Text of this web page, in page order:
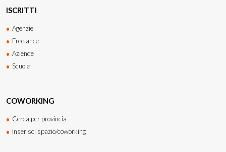
ISCRITTI
Agenzie
Freelance
Aziende
Scuole
COWORKING
Cerca per provincia
Inserisci spazio/coworking